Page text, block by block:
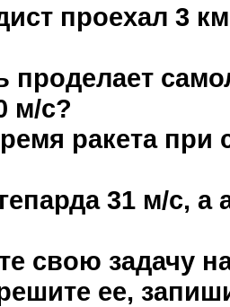
проехал 3
проделает
м/с?
ракета при
31 м/с, а
свою задачу
ее,